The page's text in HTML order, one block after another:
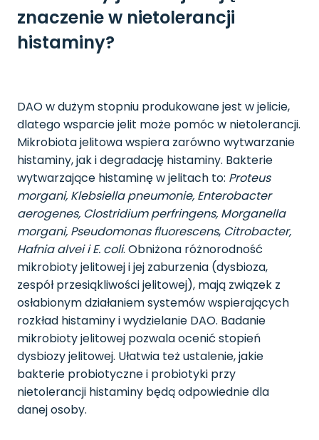
znaczenie w nietolerancji
histaminy?
DAO w dużym stopniu produkowane jest w jelicie,
dlatego wsparcie jelit może pomóc w nietolerancji.
Mikrobiota jelitowa wspiera zarówno wytwarzanie
histaminy, jak i degradację histaminy. Bakterie
wytwarzające histaminę w jelitach to: Proteus
morgani, Klebsiella pneumonie, Enterobacter
aerogenes, Clostridium perfringens, Morganella
morgani, Pseudomonas fluorescens, Citrobacter,
Hafnia alvei i E. coli. Obniżona różnorodność
mikrobioty jelitowej i jej zaburzenia (dysbioza,
zespół przesiąkliwości jelitowej), mają związek z
osłabionym działaniem systemów wspierających
rozkład histaminy i wydzielanie DAO. Badanie
mikrobioty jelitowej pozwala ocenić stopień
dysbiozy jelitowej. Ułatwia też ustalenie, jakie
bakterie probiotyczne i probiotyki przy
nietolerancji histaminy będą odpowiednie dla
danej osoby.